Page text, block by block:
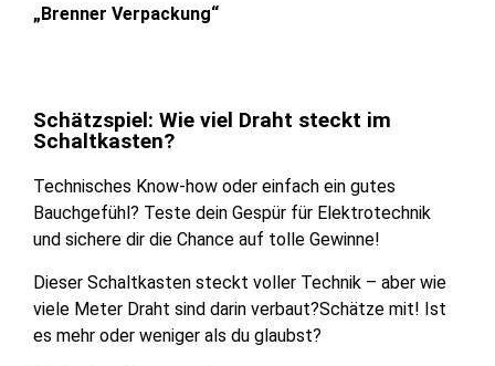
„Brenner Verpackung“
Schätzspiel: Wie viel Draht steckt im
Schaltkasten?
Technisches Know-how oder einfach ein gutes
Bauchgefühl? Teste dein Gespür für Elektrotechnik
und sichere dir die Chance auf tolle Gewinne!
Dieser Schaltkasten steckt voller Technik – aber wie
viele Meter Draht sind darin verbaut?Schätze mit! Ist
es mehr oder weniger als du glaubst?